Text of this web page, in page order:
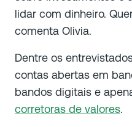
lidar com dinheiro.
comenta Olivia.
Dentre os
contas abertas em
bandos digitais e
corretoras de valores.